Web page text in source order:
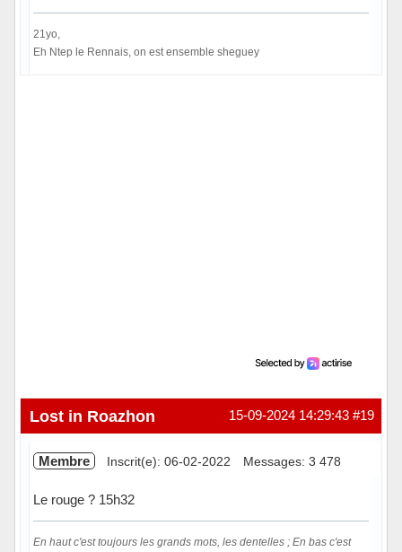
21yo,
Eh Ntep le Rennais, on est ensemble sheguey
#19
15-09-2024 14:29:43
Lost in Roazhon
Membre Inscrit(e): 06-02-2022 Messages: 3 478
Le rouge ? 15h32
En haut c'est toujours les grands mots, les dentelles ; En bas c'est